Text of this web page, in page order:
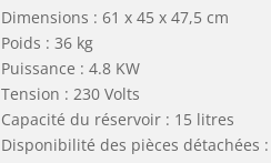
Dimensions : 61 x 45 x 47,5 cm
Poids : 36 kg
Puissance : 4.8 KW
Tension : 230 Volts
Capacité du réservoir : 15 litres
Disponibilité des pièces détachées